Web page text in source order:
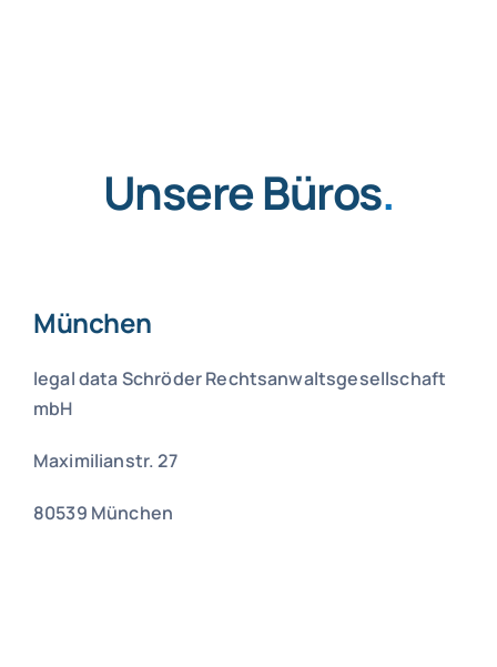
Unsere Büros.
München
legal data Schröder Rechtsanwaltsgesellschaft
mbH
Maximilianstr. 27
80539 München